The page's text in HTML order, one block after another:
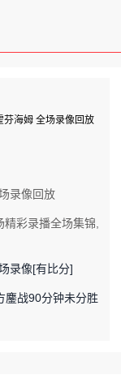
芬海姆 全场录像回放
录像回放
彩录播全场集锦,
录像[有比分]
鏖战90分钟未分胜